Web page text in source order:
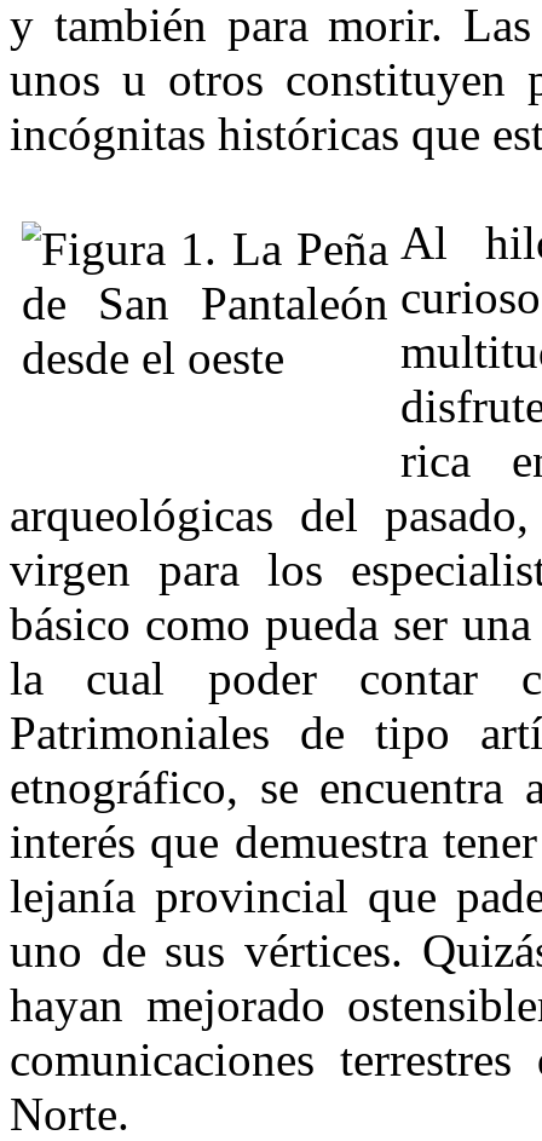
y también para morir.
unos u otros constituyen
incógnitas históricas que
Al
rica
arqueológicas del
virgen para los
básico como pueda ser
la cual poder contar
Patrimoniales de tipo
etnográfico, se
interés que demuestra
lejanía provincial que
uno de sus vértices.
hayan mejorado
comunicaciones
Norte.